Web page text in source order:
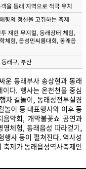
을 동래 지역으로 적극 유치
향의 정신을 고취하는 축제
재현 뮤지컬, 동래장터 체험,
체험, 읍성민씨름대회, 동래읍
래구, 부산
운 동래부사 송상현과 동래
다. 행사는 온천천을 중심
차 길놀이, 동래성전투실경
놀이 등 대표행사와 이후 동
음악회, 개막불꽃쇼 공연과
체험, 동래읍성 따라걷기,
행사 등이 펼쳐진다. 역사성
제가 동래읍성역사축제인